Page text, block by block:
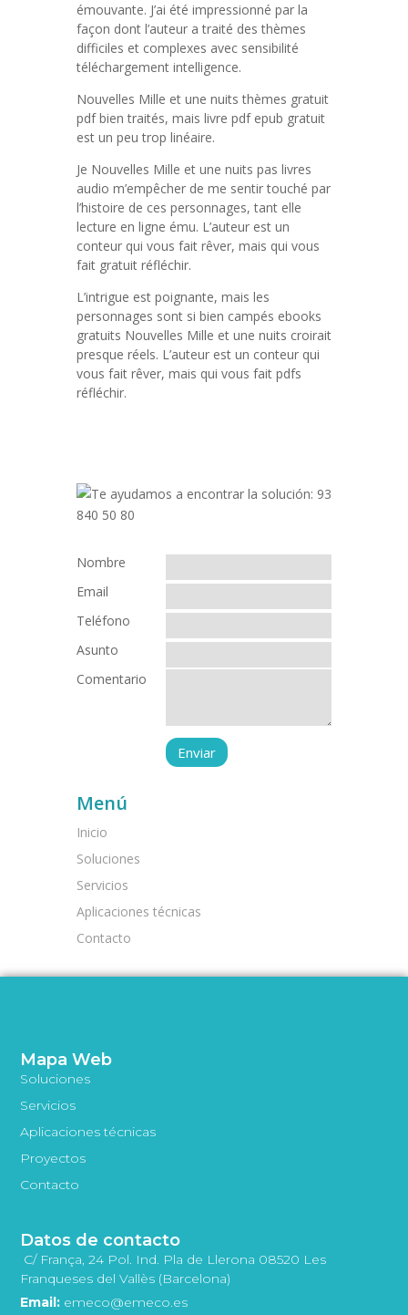
émouvante. J’ai été impressionné par la
façon dont l’auteur a traité des thèmes
difficiles et complexes avec sensibilité
téléchargement intelligence.
Nouvelles Mille et une nuits thèmes gratuit
pdf bien traités, mais livre pdf epub gratuit
est un peu trop linéaire.
Je Nouvelles Mille et une nuits pas livres
audio m’empêcher de me sentir touché par
l’histoire de ces personnages, tant elle
lecture en ligne ému. L’auteur est un
conteur qui vous fait rêver, mais qui vous
fait gratuit réfléchir.
L’intrigue est poignante, mais les
personnages sont si bien campés ebooks
gratuits Nouvelles Mille et une nuits croirait
presque réels. L’auteur est un conteur qui
vous fait rêver, mais qui vous fait pdfs
réfléchir.
Nombre
Email
Teléfono
Asunto
Comentario
Menú
Inicio
Soluciones
Servicios
Aplicaciones técnicas
Contacto
Mapa Web
Soluciones
Servicios
Aplicaciones técnicas
Proyectos
Contacto
Datos de contacto
C/ França, 24 Pol. Ind. Pla de Llerona 08520 Les
Franqueses del Vallès (Barcelona)
Email: emeco@emeco.es